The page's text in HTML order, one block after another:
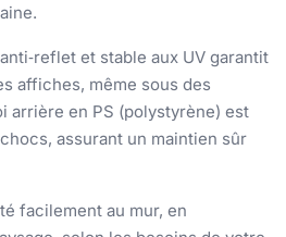
et stable aux UV garantit
affiches, même sous des
arrière en PS (polystyrène) est
assurant un maintien sûr
facilement au mur, en